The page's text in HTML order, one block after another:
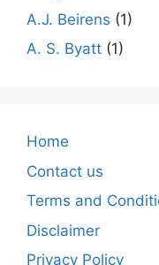
A.J. Beirens (1)
A. S. Byatt (1)
Home
Contact us
Terms and
Disclaimer
Privacy Policy